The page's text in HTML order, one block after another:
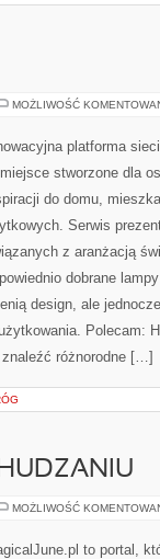
MOŻLIWOŚĆ
platforma
stworzone dla
do domu,
Serwis
z aranżacją
dobrane
design, ale
Polecam:
różnorodne […]
MOŻLIWOŚĆ
to portal,